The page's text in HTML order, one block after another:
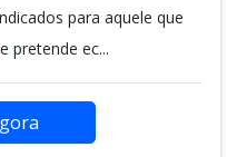
para aquele que
pretende ec...